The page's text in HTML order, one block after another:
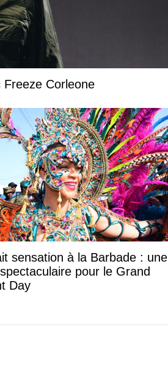
Corleone
sensation à la Barbade : une
pour le Grand
Day